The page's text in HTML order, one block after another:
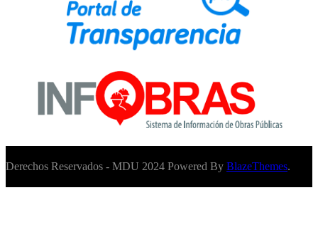
Derechos Reservados - MDU 2024 Powered By BlazeThemes.